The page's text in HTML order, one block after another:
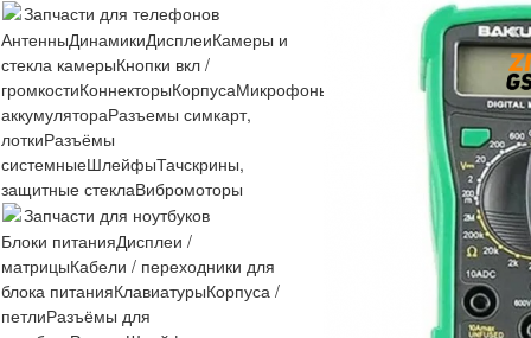
Запчасти для телефонов
АнтенныДинамикиДисплеиКамеры и
стекла камерыКнопки вкл /
громкостиКоннекторыКорпусаМикрофоны Микросхемы Платы
аккумулятораРазъемы симкарт,
лоткиРазъёмы
системныеШлейфыТачскрины,
защитные стеклаВибромоторы
Запчасти для ноутбуков
Блоки питанияДисплеи /
матрицыКабели / переходники для
блока питанияКлавиатурыКорпуса /
петлиРазъёмы для